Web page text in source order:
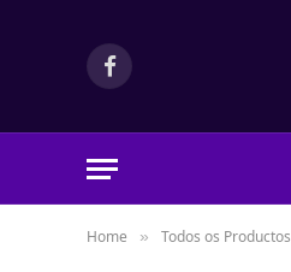
Facebook
Home » Todos os Productos